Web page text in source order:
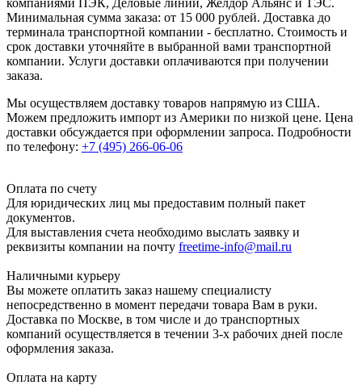
Минимальная сумма заказа: от 15 000 рублей. Доставка до
терминала транспортной компании - бесплатно. Стоимость и
срок доставки уточняйте в выбранной вами транспортной
компании. Услуги доставки оплачиваются при получении
заказа.
Мы осуществляем доставку товаров напрямую из США.
Можем предложить импорт из Америки по низкой цене. Цена
доставки обсуждается при оформлении запроса. Подробности
по телефону: +7 (495) 266-06-06
Оплата по счету
Для юридических лиц мы предоставим полный пакет
документов.
Для выставления счета необходимо выслать заявку и
реквизиты компании на почту freetime-info@mail.ru
Наличными курьеру
Вы можете оплатить заказ нашему специалисту
непосредственно в момент передачи товара Вам в руки.
Доставка по Москве, в том числе и до транспортных
компаний осуществляется в течении 3-х рабочих дней после
оформления заказа.
Оплата на карту